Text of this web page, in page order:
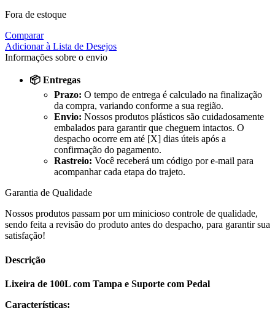
Fora de estoque
Comparar
Adicionar à Lista de Desejos
Informações sobre o envio
📦 Entregas
Prazo: O tempo de entrega é calculado na finalização
da compra, variando conforme a sua região.
Envio: Nossos produtos plásticos são cuidadosamente
embalados para garantir que cheguem intactos. O
despacho ocorre em até [X] dias úteis após a
confirmação do pagamento.
Rastreio: Você receberá um código por e-mail para
acompanhar cada etapa do trajeto.
Garantia de Qualidade
Nossos produtos passam por um minicioso controle de qualidade,
sendo feita a revisão do produto antes do despacho, para garantir sua
satisfação!
Descrição
Lixeira de 100L com Tampa e Suporte com Pedal
Características: